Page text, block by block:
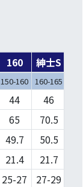
160 紳士S
150-160 160-165
44 46
65 70.5
49.7 50.5
21.4 21.7
25-27 27-29